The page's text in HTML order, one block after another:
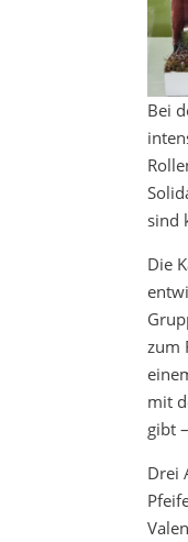
Bei
sind
Die
zum
mit
gibt
Drei